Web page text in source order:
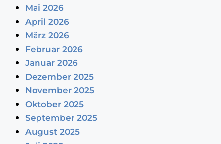
Mai 2026
April 2026
März 2026
Februar 2026
Januar 2026
Dezember 2025
November 2025
Oktober 2025
September 2025
August 2025